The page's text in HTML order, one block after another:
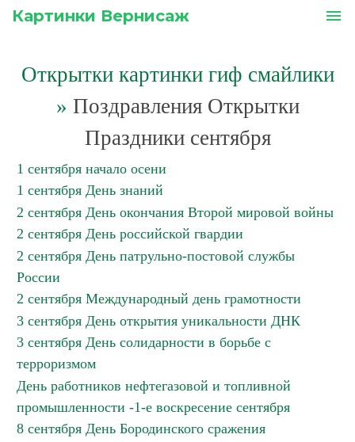
Картинки Вернисаж menu
Открытки картинки гиф смайлики
» Поздравления Открытки
Праздники сентября
1 сентября начало осени
1 сентября День знаний
2 сентября День окончания Второй мировой войны
2 сентября День российской гвардии
2 сентября День патрульно-постовой службы
России
2 сентября Международный день грамотности
3 сентября День открытия уникальности ДНК
3 сентября День солидарности в борьбе с
терроризмом
День работников нефтегазовой и топливной
промышленности -1-е воскресение сентября
8 сентября День Бородинского сражения